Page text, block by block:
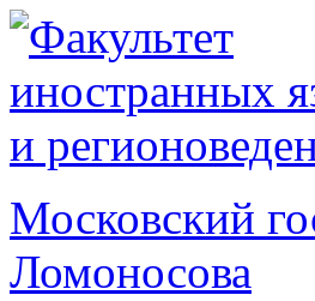
Московский
Ломоносова